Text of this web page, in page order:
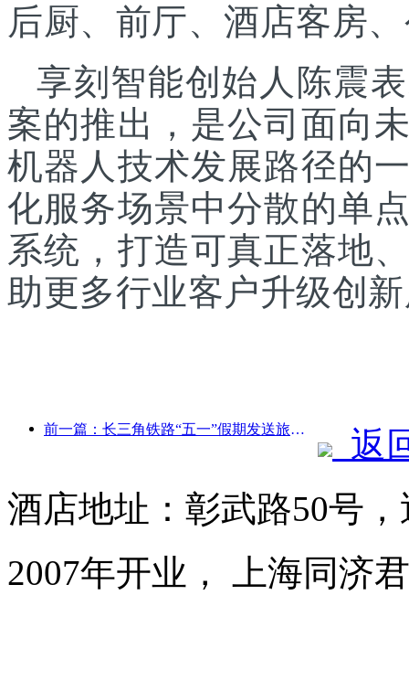
后厨、前厅、酒店客房
享刻智能创始人陈震
案的推出，是公司面向
机器人技术发展路径的
化服务场景中分散的单
系统，打造可真正落地
助更多行业客户升级创
前一篇：长三角铁路“五一”假期发送旅客超2138万人次
返
酒店地址：彰武路50号
2007年开业， 上海同